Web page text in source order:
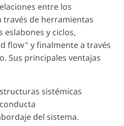
entre los
través de herramientas
y ciclos,
flow" y finalmente a través
Sus principales ventajas
sistémicas
del sistema.